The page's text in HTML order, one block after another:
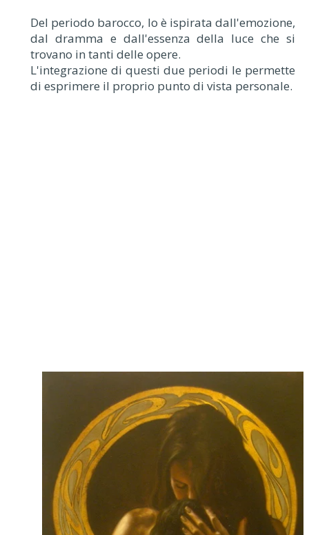
Del periodo barocco, lo è ispirata dall'emozione,
dal dramma e dall'essenza della luce che si
trovano in tanti delle opere.
L'integrazione di questi due periodi le permette
di esprimere il proprio punto di vista personale.